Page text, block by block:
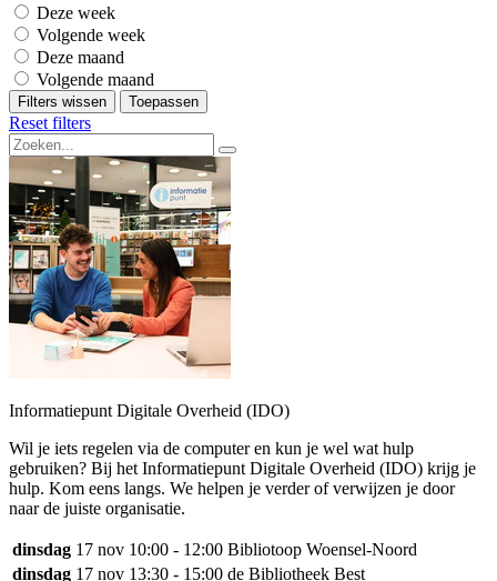
Deze week
Volgende week
Deze maand
Volgende maand
Filters wissen Toepassen
Reset filters
Informatiepunt Digitale Overheid (IDO)
Wil je iets regelen via de computer en kun je wel wat hulp
gebruiken? Bij het Informatiepunt Digitale Overheid (IDO) krijg je
hulp. Kom eens langs. We helpen je verder of verwijzen je door
naar de juiste organisatie.
dinsdag 17 nov 10:00 - 12:00 Bibliotoop Woensel-Noord
dinsdag 17 nov 13:30 - 15:00 de Bibliotheek Best